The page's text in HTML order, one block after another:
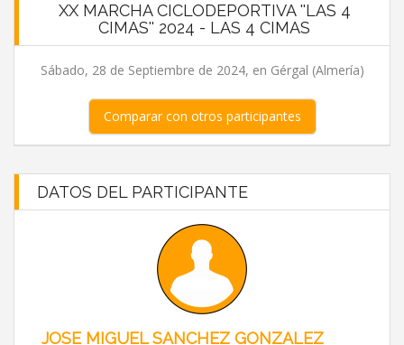
XX MARCHA CICLODEPORTIVA ''LAS 4
CIMAS'' 2024 - LAS 4 CIMAS
Sábado, 28 de Septiembre de 2024, en Gérgal (Almería)
Comparar con otros participantes
DATOS DEL PARTICIPANTE
JOSE MIGUEL SANCHEZ GONZALEZ